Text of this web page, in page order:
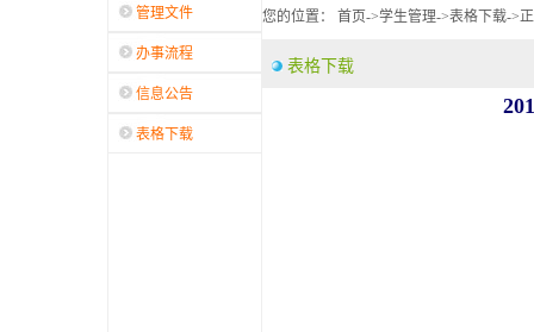
管理文件
办事流程
信息公告
表格下载
您的位置： 首页->学生管理->表格下载->
表格下载